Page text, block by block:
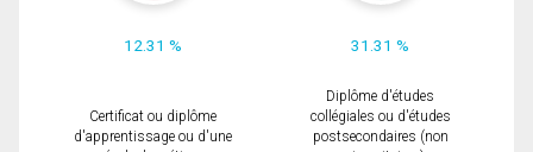
12.31 % 31.31 %
Certificat ou diplôme
d'apprentissage ou d'une
Diplôme d'études
collégiales ou d'études
postsecondaires (non